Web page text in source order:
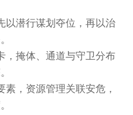
以潜行谋划夺位，再以治
，掩体、通道与守卫分布
，资源管理关联安危，